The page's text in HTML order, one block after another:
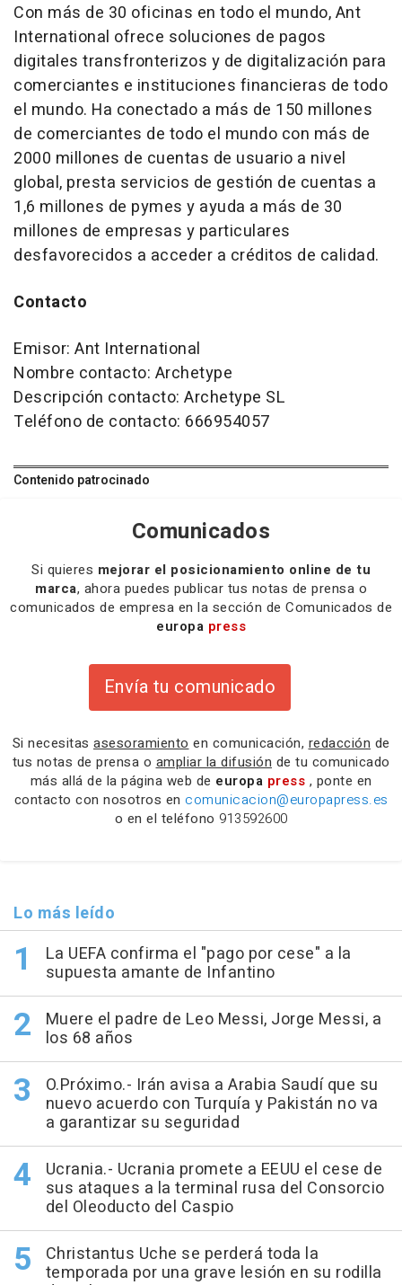
Con más de 30 oficinas en todo el mundo, Ant
International ofrece soluciones de pagos
digitales transfronterizos y de digitalización para
comerciantes e instituciones financieras de todo
el mundo. Ha conectado a más de 150 millones
de comerciantes de todo el mundo con más de
2000 millones de cuentas de usuario a nivel
global, presta servicios de gestión de cuentas a
1,6 millones de pymes y ayuda a más de 30
millones de empresas y particulares
desfavorecidos a acceder a créditos de calidad.
Contacto
Emisor: Ant International
Nombre contacto: Archetype
Descripción contacto: Archetype SL
Teléfono de contacto: 666954057
Contenido patrocinado
Comunicados
Si quieres mejorar el posicionamiento online de tu
marca, ahora puedes publicar tus notas de prensa o
comunicados de empresa en la sección de Comunicados de
europa press
Envía tu comunicado
Si necesitas asesoramiento en comunicación, redacción de
tus notas de prensa o ampliar la difusión de tu comunicado
más allá de la página web de europa press , ponte en
contacto con nosotros en comunicacion@europapress.es
o en el teléfono 913592600
Lo más leído
La UEFA confirma el "pago por cese" a la
supuesta amante de Infantino
Muere el padre de Leo Messi, Jorge Messi, a
los 68 años
O.Próximo.- Irán avisa a Arabia Saudí que su
nuevo acuerdo con Turquía y Pakistán no va
a garantizar su seguridad
Ucrania.- Ucrania promete a EEUU el cese de
sus ataques a la terminal rusa del Consorcio
del Oleoducto del Caspio
Christantus Uche se perderá toda la
temporada por una grave lesión en su rodilla